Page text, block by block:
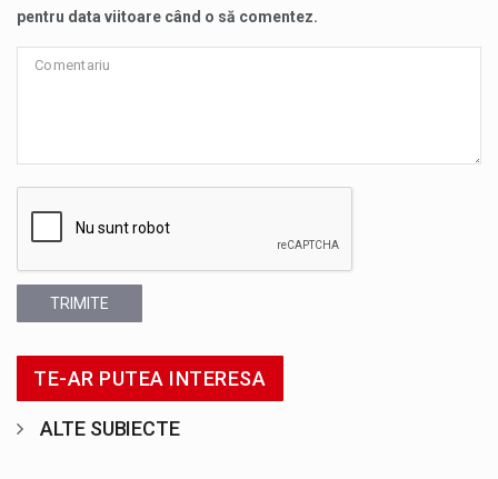
pentru data viitoare când o să comentez.
TRIMITE
TE-AR PUTEA INTERESA
ALTE SUBIECTE